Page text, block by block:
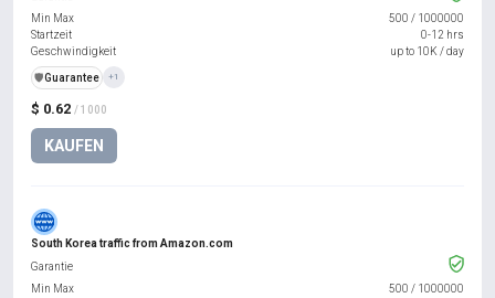
$ 0.62 / 1000
KAUFEN
Min Max
500 / 1000000
Startzeit
0-12 hrs
Geschwindigkeit
up to 10K / day
️🛡️Guarantee +1
South Korea traffic from Amazon.com
Garantie
Min Max
500 / 1000000